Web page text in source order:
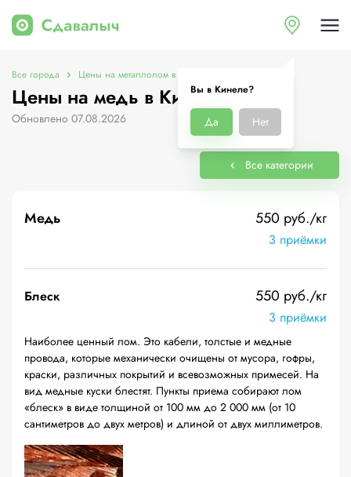
Вы в Кинеле?
Да Нет
Все города Цены на металлолом в Кинеле
Цены на медь в Кинеле
Обновлено 07.08.2026
Все категории
Медь 550 руб./кг
3 приёмки
Блеск 550 руб./кг
3 приёмки
Наиболее ценный лом. Это кабели, толстые и медные
провода, которые механически очищены от мусора, гофры,
краски, различных покрытий и всевозможных примесей. На
вид медные куски блестят. Пункты приема собирают лом
«блеск» в виде толщиной от 100 мм до 2 000 мм (от 10
сантиметров до двух метров) и длиной от двух миллиметров.